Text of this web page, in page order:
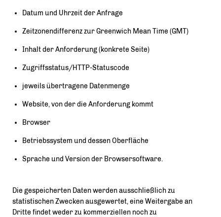
Datum und Uhrzeit der Anfrage
Zeitzonendifferenz zur Greenwich Mean Time (GMT)
Inhalt der Anforderung (konkrete Seite)
Zugriffsstatus/HTTP-Statuscode
jeweils übertragene Datenmenge
Website, von der die Anforderung kommt
Browser
Betriebssystem und dessen Oberfläche
Sprache und Version der Browsersoftware.
Die gespeicherten Daten werden ausschließlich zu
statistischen Zwecken ausgewertet, eine Weitergabe an
Dritte findet weder zu kommerziellen noch zu